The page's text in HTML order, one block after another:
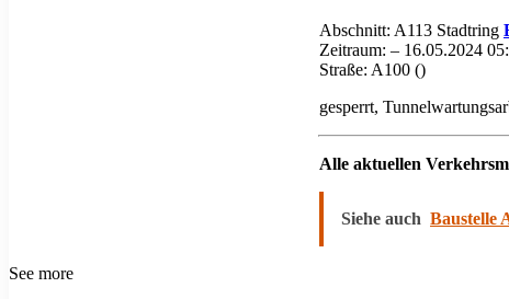
Abschnitt: A113 Stadtring
Zeitraum: – 16.05.2024
Straße: A100 ()
gesperrt,
Alle aktuellen
Siehe auch Baustelle
See more